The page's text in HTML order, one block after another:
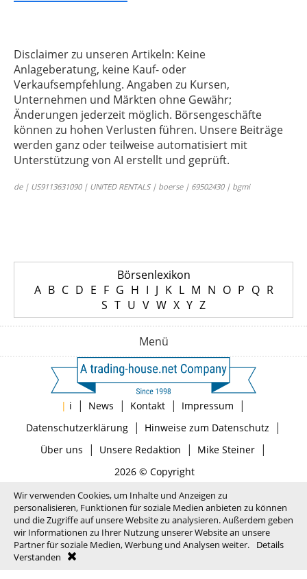
Disclaimer zu unseren Artikeln: Keine
Anlageberatung, keine Kauf- oder
Verkaufsempfehlung. Angaben zu Kursen,
Unternehmen und Märkten ohne Gewähr;
Änderungen jederzeit möglich. Börsengeschäfte
können zu hohen Verlusten führen. Unsere Beiträge
werden ganz oder teilweise automatisiert mit
Unterstützung von AI erstellt und geprüft.
de | US9113631090 | UNITED RENTALS | boerse | 69502430 | bgmi
Börsenlexikon
A B C D E F G H I J K L M N O P Q R
S T U V W X Y Z
Menü
| i | News | Kontakt | Impressum |
Datenschutzerklärung| Hinweise zum Datenschutz |
Über uns | Unsere Redaktion | Mike Steiner|
2026 © Copyright
Wir verwenden Cookies, um Inhalte und Anzeigen zu
personalisieren, Funktionen für soziale Medien anbieten zu können
und die Zugriffe auf unsere Website zu analysieren. Außerdem geben
wir Informationen zu Ihrer Nutzung unserer Website an unsere
Partner für soziale Medien, Werbung und Analysen weiter.
Details
Verstanden